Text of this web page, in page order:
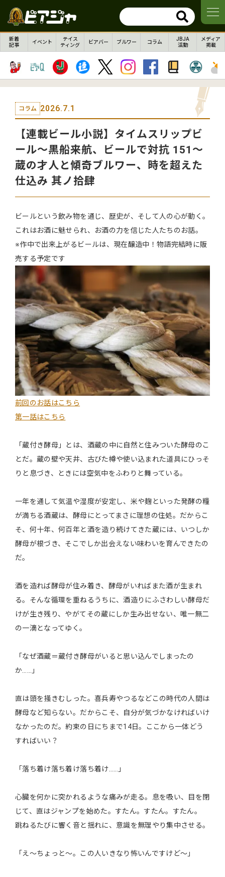
新着
記事
イベント
テイス
ティング
ビアバー ブルワー コラム
JBJA
活動
メディア
掲載
コラム 2026.7.1
【連載ビール小説】タイムスリップビ
ール～黒船来航、ビールで対抗 151～
蔵の才人と傾奇ブルワー、時を超えた
仕込み 其ノ拾肆
ビールという飲み物を通じ、歴史が、そして人の心が動く。
これはお酒に魅せられ、お酒の力を信じた人たちのお話。
※作中で出来上がるビールは、現在醸造中！物語完結時に販
売する予定です
前回のお話はこちら
第一話はこちら
「蔵付き酵母」とは、酒蔵の中に自然と住みついた酵母のこ
とだ。蔵の壁や天井、古びた樽や使い込まれた道具にひっそ
りと息づき、ときには空気中をふわりと舞っている。
一年を通して気温や湿度が安定し、米や麹といった発酵の糧
が満ちる酒蔵は、酵母にとってまさに理想の住処。だからこ
そ、何十年、何百年と酒を造り続けてきた蔵には、いつしか
酵母が根づき、そこでしか出会えない味わいを育んできたの
だ。
酒を造れば酵母が住み着き、酵母がいればまた酒が生まれ
る。そんな循環を重ねるうちに、酒造りにふさわしい酵母だ
けが生き残り、やがてその蔵にしか生み出せない、唯一無二
の一滴となってゆく。
「なぜ酒蔵＝蔵付き酵母がいると思い込んでしまったの
か……」
直は頭を掻きむしった。喜兵寿やつるなどこの時代の人間は
酵母など知らない。だからこそ、自分が気づかなければいけ
なかったのだ。約束の日にちまで14日。ここから一体どう
すればいい？
「落ち着け落ち着け落ち着け……」
心臓を何かに突かれるような痛みが走る。息を吸い、目を閉
じて、直はジャンプを始めた。すたん。すたん。すたん。
跳ねるたびに響く音と揺れに、意識を無理やり集中させる。
「え～ちょっと～。この人いきなり怖いんですけど～」